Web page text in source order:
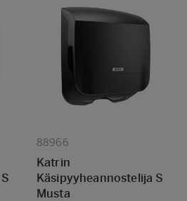
88966
Katrin
Käsipyyheannostelija S
Musta